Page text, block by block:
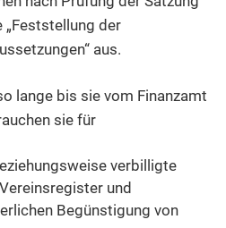
„Feststellung der
aus.
lange bis sie vom Finanzamt
sie für
verbilligte
und
Begünstigung von